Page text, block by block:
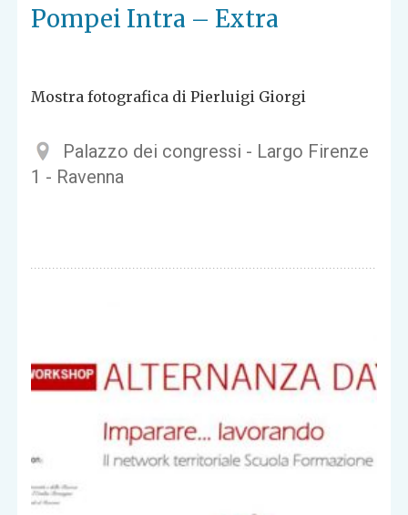
Pompei Intra – Extra
Mostra fotografica di Pierluigi Giorgi
Palazzo dei congressi - Largo Firenze
1 - Ravenna